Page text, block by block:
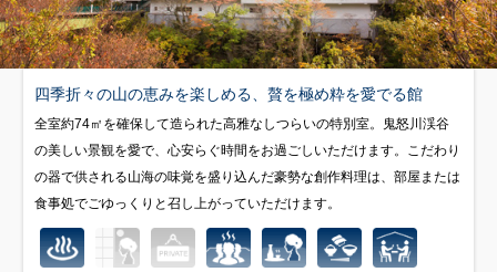
四季折々の山の恵みを楽しめる、贅を極め粋を愛でる館
全室約74㎡を確保して造られた高雅なしつらいの特別室。鬼怒川渓谷
の美しい景観を愛で、心安らぐ時間をお過ごしいただけます。こだわり
の器で供される山海の味覚を盛り込んだ豪勢な創作料理は、部屋または
食事処でごゆっくりと召し上がっていただけます。